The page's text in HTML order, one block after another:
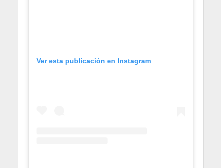
Ver esta publicación en Instagram